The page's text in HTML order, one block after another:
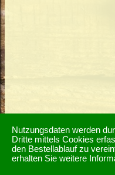
Nutzungsdaten werden
Dritte mittels Cookies
den Bestellablauf zu
erhalten Sie weitere